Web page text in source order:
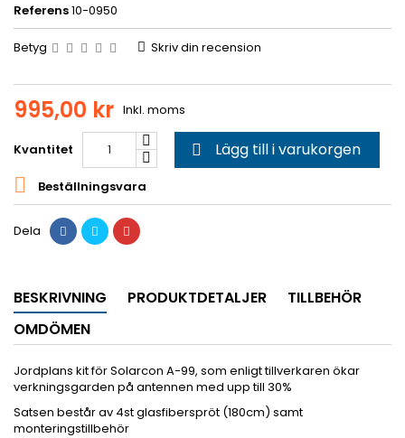
Referens10-0950
Betyg Skriv din recension
995,00 kr Inkl. moms
Kvantitet  Lägg till i varukorgen
 Beställningsvara
Dela
BESKRIVNING PRODUKTDETALJER
TILLBEHÖR
OMDÖMEN
Jordplans kit för Solarcon A-99, som enligt tillverkaren ökar
verkningsgarden på antennen med upp till 30%
Satsen består av 4st glasfiberspröt (180cm) samt
monteringstillbehör